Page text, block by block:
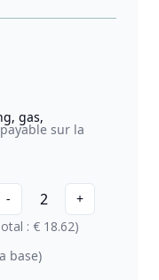
gas,
sur la
- 2
+
: € 18.62)
base)